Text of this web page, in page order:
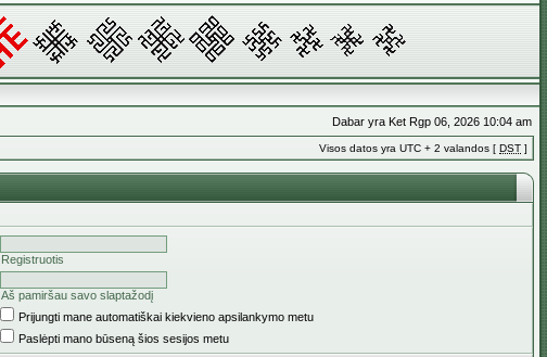
Dabar yra Ket Rgp 06, 2026 10:04 am
Visos datos yra UTC + 2 valandos [ DST ]
Registruotis
Aš pamiršau savo slaptažodį
Prijungti mane automatiškai kiekvieno apsilankymo metu
Paslėpti mano būseną šios sesijos metu